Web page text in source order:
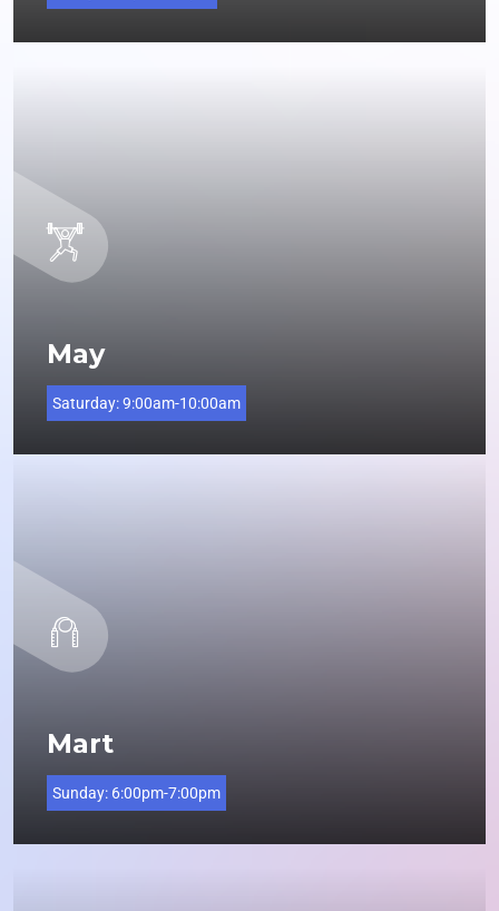
May
Saturday:9:00am-10:00am
Mart
Sunday: 6:00pm-7:00pm